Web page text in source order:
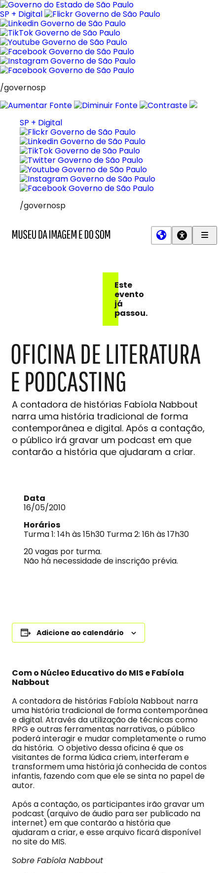
Pular
para
o
conteúdo
SP + Digital
/governosp
SP + Digital
/governosp
Este
evento
já
passou.
OFICINA DE LITERATURA
E PODCASTING
A contadora de histórias Fabíola Nabbout
narra uma história tradicional de forma
contemporânea e digital. Após a contação,
o público irá gravar um podcast em que
contarão a história que ajudaram a criar.
Data
16/05/2010
Horários
Turma 1: 14h às 15h30 Turma 2: 16h às 17h30
20 vagas por turma.
Não há necessidade de inscrição prévia.
Adicione ao calendário
Com o Núcleo Educativo do MIS e Fabíola
Nabbout
A contadora de histórias Fabíola Nabbout narra
uma história tradicional de forma contemporânea
e digital. Através da utilização de técnicas como
RPG e outras ferramentas narrativas, o público
poderá interagir e mudar completamente o rumo
da história. O objetivo dessa oficina é que os
visitantes de forma lúdica criem, interferam e
transformem uma história já conhecida de contos
infantis, fazendo com que ele se sinta no papel de
autor.
Após a contação, os participantes irão gravar um
podcast (arquivo de áudio para ser publicado na
internet) em que contarão a história que
ajudaram a criar, e esse arquivo ficará disponível
no site do MIS.
Sobre Fabíola Nabbout